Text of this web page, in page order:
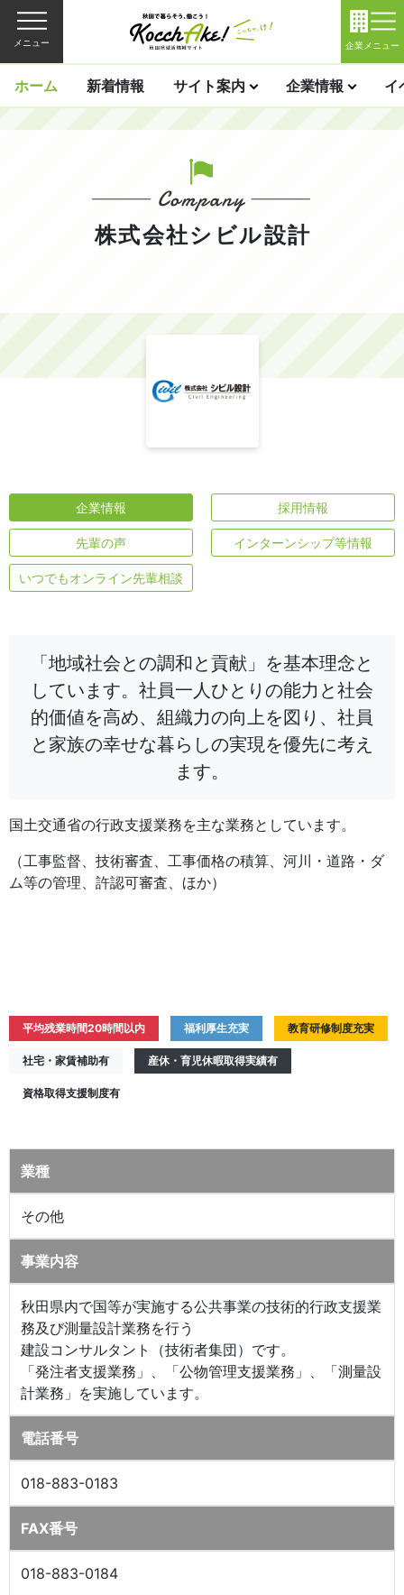
メニュー 企業メニュー
ホーム 新着情報 サイト案内 企業情報 イ
株式会社シビル設計
企業情報 採用情報
先輩の声 インターンシップ等情報
いつでもオンライン先輩相談
「地域社会との調和と貢献」を基本理念と
しています。社員一人ひとりの能力と社会
的価値を高め、組織力の向上を図り、社員
と家族の幸せな暮らしの実現を優先に考え
ます。
国土交通省の行政支援業務を主な業務としています。
（工事監督、技術審査、工事価格の積算、河川・道路・ダ
ム等の管理、許認可審査、ほか）
平均残業時間20時間以内 福利厚生充実 教育研修制度充実
社宅・家賃補助有 産休・育児休暇取得実績有
資格取得支援制度有
業種
その他
事業内容
秋田県内で国等が実施する公共事業の技術的行政支援業
務及び測量設計業務を行う
建設コンサルタント（技術者集団）です。
「発注者支援業務」、「公物管理支援業務」、「測量設
計業務」を実施しています。
電話番号
018-883-0183
FAX番号
018-883-0184